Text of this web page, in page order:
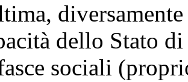
dello Stato
sociali